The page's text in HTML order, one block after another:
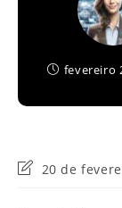
fevereiro
Última20 de